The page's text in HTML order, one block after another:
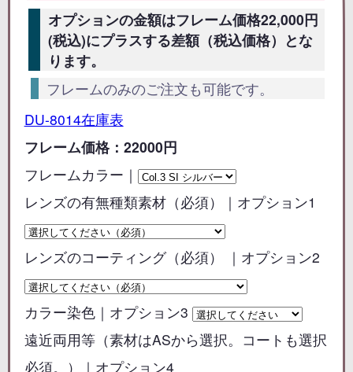
オプションの金額はフレーム価格22,000円
(税込)にプラスする差額（税込価格）とな
ります。
フレームのみのご注文も可能です。
DU-8014在庫表
フレーム価格：22000円
フレームカラー｜
レンズの有無種類素材（必須）｜オプション1
レンズのコーティング（必須） ｜オプション2
カラー染色｜オプション3
遠近両用等（素材はASから選択。コートも選択
必須。）｜オプション4